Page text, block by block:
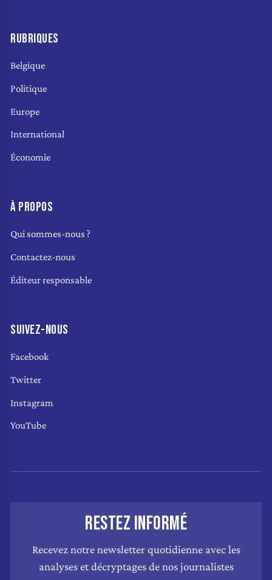
RUBRIQUES
Belgique
Politique
Europe
International
Économie
À PROPOS
Qui sommes-nous ?
Contactez-nous
Éditeur responsable
SUIVEZ-NOUS
Facebook
Twitter
Instagram
YouTube
RESTEZ INFORMÉ
Recevez notre newsletter quotidienne avec les
analyses et décryptages de nos journalistes